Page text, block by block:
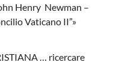
Henry Newman –
Vaticano II”»
… ricercare